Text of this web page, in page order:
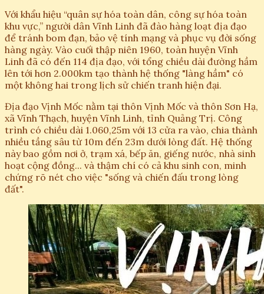
Với khẩu hiệu “quân sự hóa toàn dân, công sự hóa toàn
khu vực,” người dân Vĩnh Linh đã đào hàng loạt địa đạo
để tránh bom đạn, bảo vệ tính mạng và phục vụ đời sống
hàng ngày. Vào cuối thập niên 1960, toàn huyện Vĩnh
Linh đã có đến 114 địa đạo, với tổng chiều dài đường hầm
lên tới hơn 2.000km tạo thành hệ thống "làng hầm" có
một không hai trong lịch sử chiến tranh hiện đại.
Địa đạo Vịnh Mốc nằm tại thôn Vịnh Mốc và thôn Sơn Hạ,
xã Vĩnh Thạch, huyện Vĩnh Linh, tỉnh Quảng Trị. Công
trình có chiều dài 1.060,25m với 13 cửa ra vào, chia thành
nhiều tầng sâu từ 10m đến 23m dưới lòng đất. Hệ thống
này bao gồm nơi ở, trạm xá, bếp ăn, giếng nước, nhà sinh
hoạt cộng đồng... và thậm chí có cả khu sinh con, minh
chứng rõ nét cho việc "sống và chiến đấu trong lòng
đất".